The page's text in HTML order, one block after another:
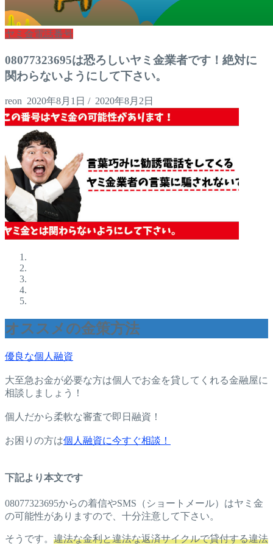
ヤミ金電話番号
08077323695は恐ろしいヤミ金業者です！絶対に
関わらないようにして下さい。
reon 2020年8月1日 / 2020年8月2日
オススメの金策方法
優良な個人融資
大至急お金が必要な方は個人でお金を貸してくれる金融屋に
相談しましょう！
個人だから柔軟な審査で即日融資！
お困りの方は個人融資に今すぐ相談！
下記より本文です
08077323695からの着信やSMS（ショートメール）はヤミ金
の可能性がありますので、十分注意して下さい。
そうです。 違法な金利と違法な返済サイクルで貸付する違法